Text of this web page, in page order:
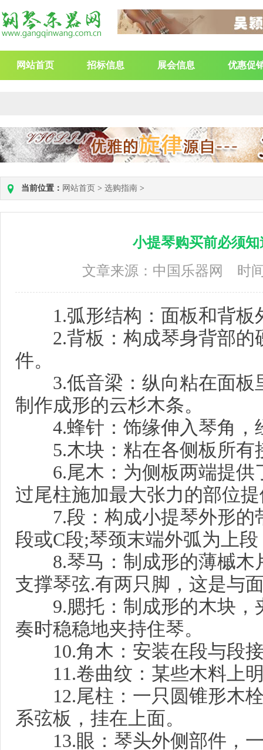
网站首页 招标信息 展会信息 优惠促
当前位置： 网站首页 > 选购指南 >
小提琴购买前必须
文章来源：中国乐器网 时
1.弧形结构：面板和背板
2.背板：构成琴身背部的
件。
3.低音梁：纵向粘在面板
制作成形的云杉木条。
4.蜂针：饰缘伸入琴角，
5.木块：粘在各侧板所有
6.尾木：为侧板两端提供
过尾柱施加最大张力的部位
7.段：构成小提琴外形的
段或C段;琴颈末端外弧为上
8.琴马：制成形的薄槭木
支撑琴弦.有两只脚，这是与
9.腮托：制成形的木块，
奏时稳稳地夹持住琴。
10.角木：安装在段与段接
11.卷曲纹：某些木料上明
12.尾柱：一只圆锥形木栓
系弦板，挂在上面。
13.眼：琴头外侧部件，一